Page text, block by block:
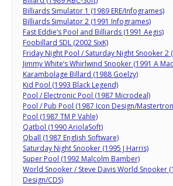
Billiards Simulator 1 (1989 ERE/Infogrames)
Billiards Simulator 2 (1991 Infogrames)
Fast Eddie’s Pool and Billiards (1991 Aegis)
Foobillard SDL (2002 SixK)
Friday Night Pool / Saturday Night Snooker 2
Jimmy White’s Whirlwind Snooker (1991 A
Karambolage Billard (1988 Goelzy)
Kid Pool (1993 Black Legend)
Pool / Electronic Pool (1987 Microdeal)
Pool / Pub Pool (1987 Icon Design/
Pool (1987 TM P Vahle)
Qatbol (1990 AriolaSoft)
Qball (1987 English Software)
Saturday Night Snooker (1995 J Harris)
Super Pool (1992 Malcolm Bamber)
World Snooker / Steve Davis World Snooker
Design/CDS)